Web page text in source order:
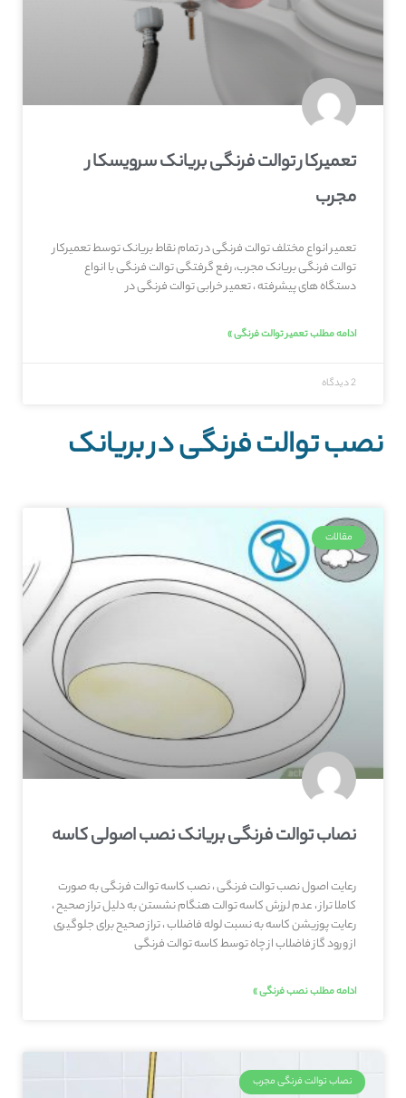
تعمیرکار توالت فرنگی بریانک سرویسکار
مجرب
تعمیر انواع مختلف توالت فرنگی در تمام نقاط بریانک توسط تعمیرکار
توالت فرنگی بریانک مجرب، رفع گرفتگی توالت فرنگی با انواع
دستگاه های پیشرفته ، تعمیر خرابی توالت فرنگی در
ادامه مطلب تعمیر توالت فرنگی »
2 دیدگاه
نصب توالت فرنگی در بریانک
مقالات
نصاب توالت فرنگی بریانک نصب اصولی کاسه
رعایت اصول نصب توالت فرنگی ، نصب کاسه توالت فرنگی به صورت
کاملا تراز ، عدم لرزش کاسه توالت هنگام نشستن به دلیل تراز صحیح ،
رعایت پوزیشن کاسه به نسبت لوله فاضلاب ، تراز صحیح برای جلوگیری
از ورود گاز فاضلاب از چاه توسط کاسه توالت فرنگی
ادامه مطلب نصب فرنگی »
نصاب توالت فرنگی مجرب